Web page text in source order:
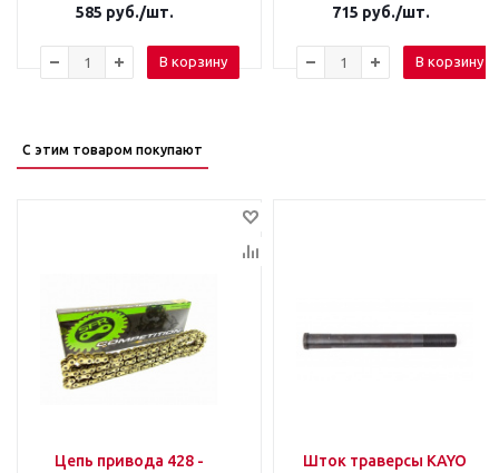
585 руб./шт.
В корзину
715 руб./шт.
В корзину
С этим товаром покупают
Цепь привода 428 -
Шток траверсы KAYO